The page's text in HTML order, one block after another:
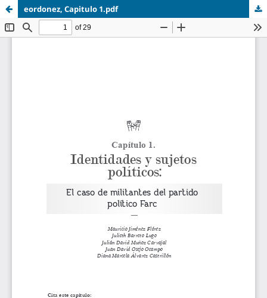
eordonez, Capitulo 1.pdf